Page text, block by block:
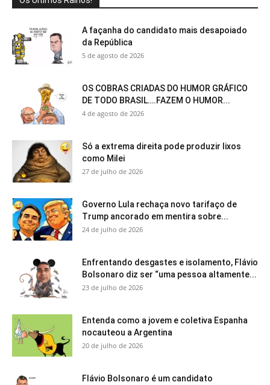
A façanha do candidato mais desapoiado
da República
5 de agosto de 2026
OS COBRAS CRIADAS DO HUMOR GRÁFICO
DE TODO BRASIL….FAZEM O HUMOR...
4 de agosto de 2026
Só a extrema direita pode produzir lixos
como Milei
27 de julho de 2026
Governo Lula rechaça novo tarifaço de
Trump ancorado em mentira sobre...
24 de julho de 2026
Enfrentando desgastes e isolamento, Flávio
Bolsonaro diz ser “uma pessoa altamente...
23 de julho de 2026
Entenda como a jovem e coletiva Espanha
nocauteou a Argentina
20 de julho de 2026
Flávio Bolsonaro é um candidato